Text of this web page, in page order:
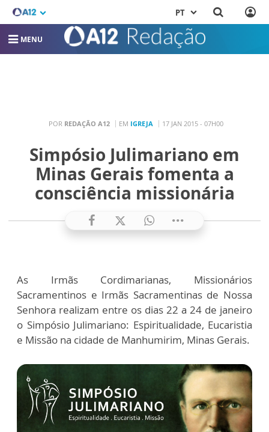
PT
MENU
POR REDAÇÃO A12 EM IGREJA 17 JAN 2015 - 07H00
Simpósio Julimariano em
Minas Gerais fomenta a
consciência missionária
As Irmãs Cordimarianas, Missionários
Sacramentinos e Irmãs Sacramentinas de Nossa
Senhora realizam entre os dias 22 a 24 de janeiro
o Simpósio Julimariano: Espiritualidade, Eucaristia
e Missão na cidade de Manhumirim, Minas Gerais.